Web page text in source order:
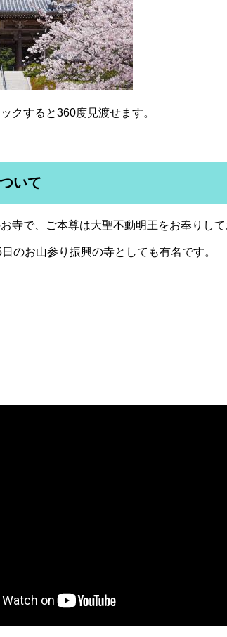
クすると360度見渡せます。
いて
寺で、ご本尊は大聖不動明王をお奉りし
のお山参り振興の寺としても有名です。